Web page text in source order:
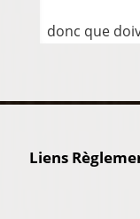
donc que
Liens